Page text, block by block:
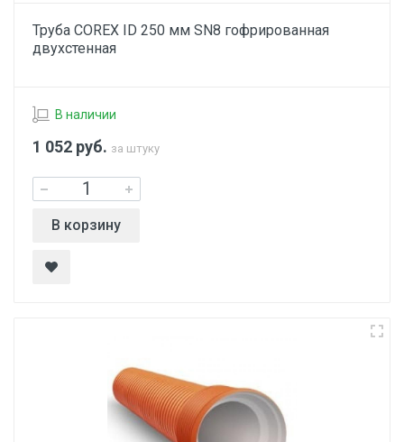
Труба COREX ID 250 мм SN8 гофрированная
двухстенная
В наличии
1 052 руб. за штуку
В корзину